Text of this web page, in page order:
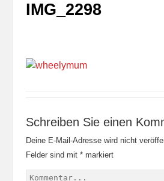
IMG_2298
Schreiben Sie einen
Deine E-Mail-Adresse wird nicht
Felder sind mit *markiert